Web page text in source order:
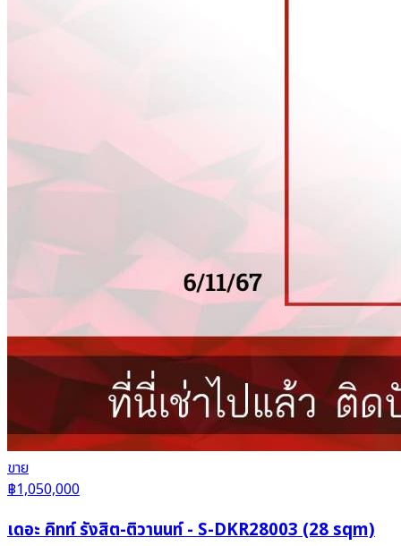
ขาย
฿1,050,000
เดอะ คิทท์ รังสิต-ติวานนท์ - S-DKR28003 (28 sqm)